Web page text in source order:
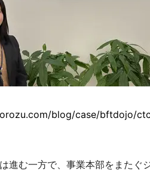
blog/case/bftdojo/
進む一方で、事業本部をまたぐ